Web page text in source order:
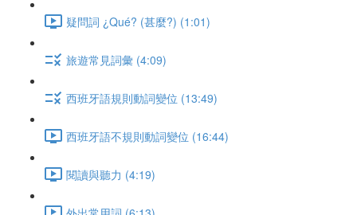
疑問詞 ¿Qué? (甚麼?) (1:01)
旅遊常見詞彙 (4:09)
西班牙語規則動詞變位 (13:49)
西班牙語不規則動詞變位 (16:44)
閱讀與聽力 (4:19)